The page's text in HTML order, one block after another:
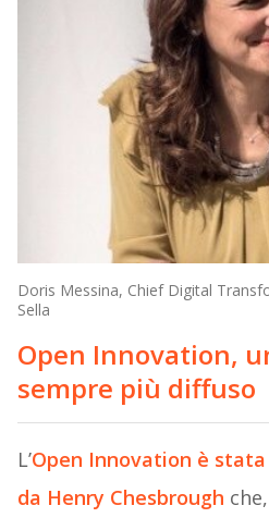
Doris Messina, Chief Digital
Sella
Open Innovation,
sempre più diffuso
L’Open Innovation è
da Henry Chesbrough